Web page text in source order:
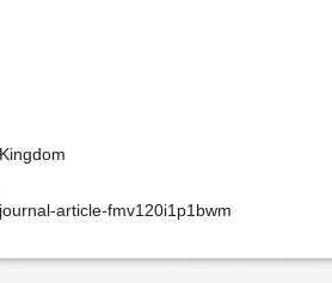
article-fmv120i1p1bwm